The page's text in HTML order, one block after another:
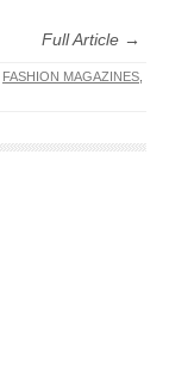
Full Article →
FASHION MAGAZINES